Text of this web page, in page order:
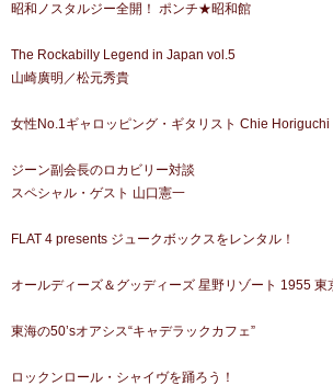
昭和ノスタルジー全開！ ポンチ★昭和館
The Rockabilly Legend in Japan vol.5
山崎廣明／松元秀貴
女性No.1ギャロッピング・ギタリスト Chie Horiguchi
ジーン副会長のロカビリー対談
スペシャル・ゲスト 山口憲一
FLAT 4 presents ジュークボックスをレンタル！
オールディーズ＆グッディーズ 星野リゾート 1955 東
東海の50’sオアシス“キャデラックカフェ”
ロックンロール・シャイヴを踊ろう！